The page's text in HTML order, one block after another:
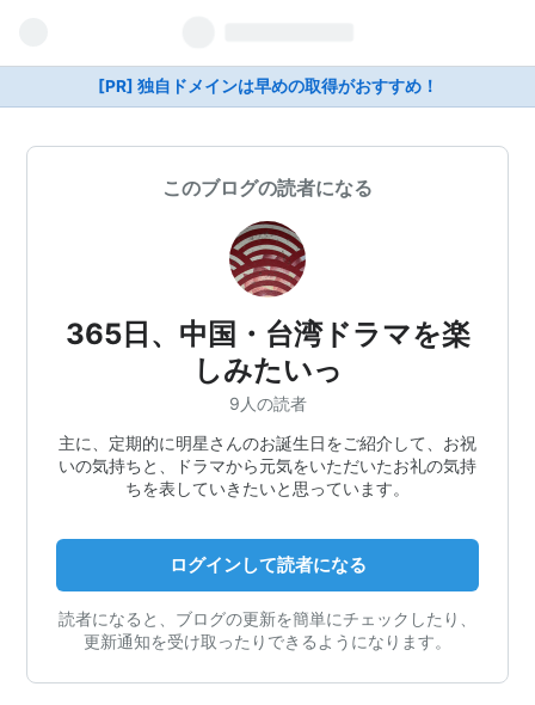
[PR] 独自ドメインは早めの取得がおすすめ！
このブログの読者になる
365日、中国・台湾ドラマを楽
しみたいっ
9人の読者
主に、定期的に明星さんのお誕生日をご紹介して、お祝
いの気持ちと、ドラマから元気をいただいたお礼の気持
ちを表していきたいと思っています。
ログインして読者になる
読者になると、ブログの更新を簡単にチェックしたり、
更新通知を受け取ったりできるようになります。